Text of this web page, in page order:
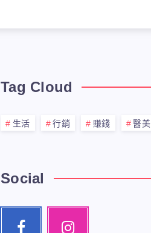
Tag Cloud
生活 行銷 賺錢 醫美
Social
FacebookInstagram